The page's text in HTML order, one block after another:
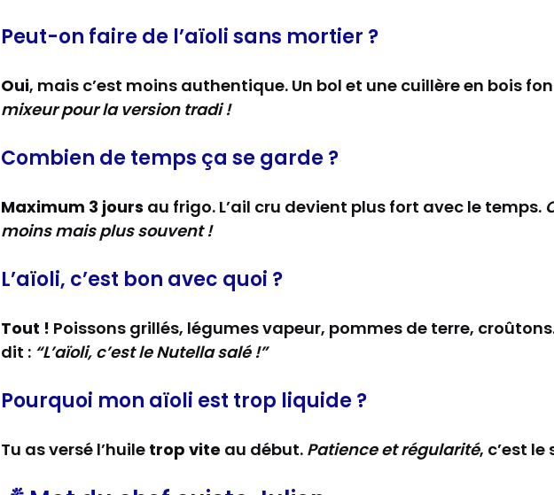
Peut-on faire de l’aïoli sans mortier ?
Oui, mais c’est moins authentique. Un bol et une cuillère en bois
mixeur pour la version tradi !
Combien de temps ça se garde ?
Maximum 3 jours au frigo. L’ail cru devient plus fort avec le temps.
moins mais plus souvent !
L’aïoli, c’est bon avec quoi ?
Tout ! Poissons grillés, légumes vapeur, pommes de terre,
dit : “L’aïoli, c’est le Nutella salé !”
Pourquoi mon aïoli est trop liquide ?
Tu as versé l’huile trop vite au début. Patience et régularité, c’est le